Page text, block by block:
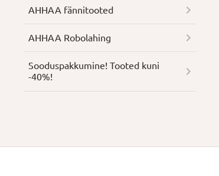
AHHAA fännitooted
AHHAA Robolahing
Soodus­pakkumine! Tooted kuni
-40%!